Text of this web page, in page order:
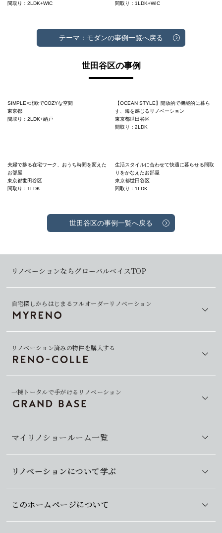
間取り：2LDK+WIC
間取り：1LDK+WIC
テーマ：モダンの事例一覧へ戻る
世田谷区の事例
SIMPLE×北欧でCOZYな空間
東京都
間取り：2LDK+納戸
【OCEAN STYLE】開放的で機能的に暮ら
す、海を感じるリノベーション
東京都世田谷区
間取り：2LDK
夫婦で捗る在宅ワーク、おうち時間を変えた
お部屋
東京都世田谷区
間取り：1LDK
生活スタイルに合わせて快適に暮らせる間取
りをかなえたお部屋
東京都世田谷区
間取り：1LDK
世田谷区の事例一覧へ戻る
リノベーションならグローバルベイスTOP
自宅探しからはじまるフルオーダーリノベーション
マイリノショールーム一覧
リノベーション済みの物件を購入する
一棟トータルで手がけるリノベーション
リノベーションについて学ぶ
このホームページについて